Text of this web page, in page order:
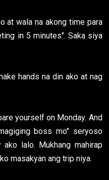
at wala na akong time para
in 5 minutes". Saka siya
hands na din ako at nag
yourself on Monday. And
boss mo" seryoso
lalo. Mukhang mahirap
masakyan ang trip niya.